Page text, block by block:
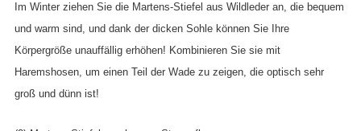
Im Winter ziehen Sie die Martens-Stiefel aus Wildleder an, die bequem
und warm sind, und dank der dicken Sohle können Sie Ihre
Körpergröße unauffällig erhöhen! Kombinieren Sie sie mit
Haremshosen, um einen Teil der Wade zu zeigen, die optisch sehr
groß und dünn ist!